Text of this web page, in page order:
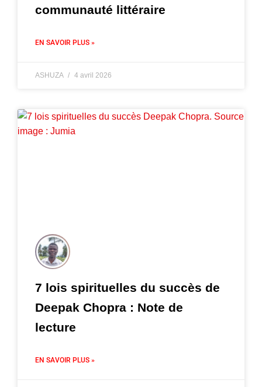
communauté littéraire
EN SAVOIR PLUS »
ASHUZA 4 avril 2026
7 lois spirituelles du succès de
Deepak Chopra : Note de
lecture
EN SAVOIR PLUS »